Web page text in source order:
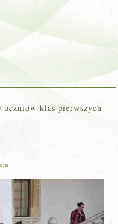
uczniów klas pierwszych